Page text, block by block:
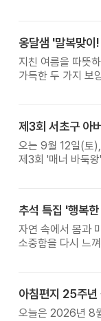
옹달샘 '말복맞이
지친 여름을 따뜻
가득한 두 가지 보
오는 9월 12일(토
제3회 '매너 바둑
추석 특집 '행복
자연 속에서 몸과
소중함을 다시 느
아침편지 25주년
오늘은 2026년 8